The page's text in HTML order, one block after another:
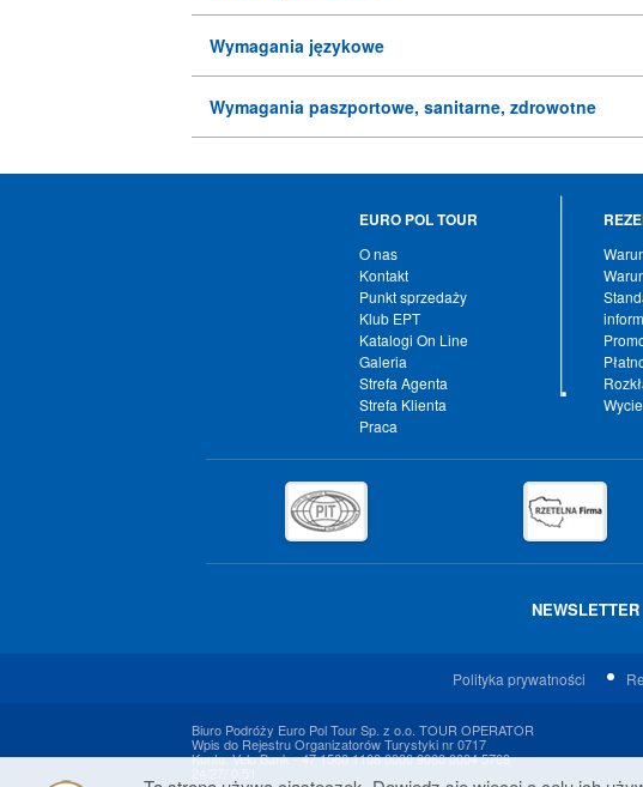
Wymagania językowe
Wymagania paszportowe, sanitarne, zdrowotne
EURO POL TOUR
O nas
Kontakt
Punkt sprzedaży
Klub EPT
Katalogi On Line
Galeria
Strefa Agenta
Strefa Klienta
Praca
NEWSLETTER
Polityka prywatności
Biuro Podróży Euro Pol Tour Sp. z o.o. TOUR OPERATOR
Wpis do Rejestru Organizatorów Turystyki nr 0717
Konto: Velo Bank - 47 1560 1108 0000 9060 0004 5709